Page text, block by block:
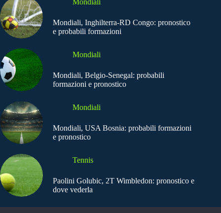
Mondiali
Mondiali, Inghilterra-RD Congo: pronostico
e probabili formazioni
Mondiali
Mondiali, Belgio-Senegal: probabili
formazioni e pronostico
Mondiali
Mondiali, USA Bosnia: probabili formazioni
e pronostico
Tennis
Paolini Golubic, 2T Wimbledon: pronostico e
dove vederla